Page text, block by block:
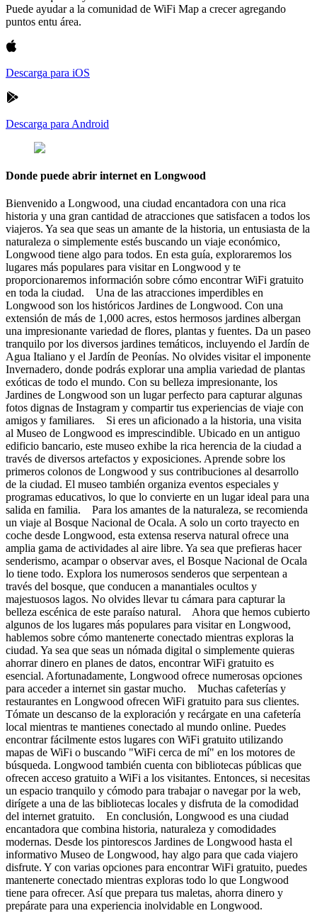
Puede ayudar a la comunidad de WiFi Map a crecer agregando
puntos entu área.
Descarga para iOS
Descarga para Android
Donde puede abrir internet en Longwood
Bienvenido a Longwood, una ciudad encantadora con una rica
historia y una gran cantidad de atracciones que satisfacen a todos los
viajeros. Ya sea que seas un amante de la historia, un entusiasta de la
naturaleza o simplemente estés buscando un viaje económico,
Longwood tiene algo para todos. En esta guía, exploraremos los
lugares más populares para visitar en Longwood y te
proporcionaremos información sobre cómo encontrar WiFi gratuito
en toda la ciudad. Una de las atracciones imperdibles en
Longwood son los históricos Jardines de Longwood. Con una
extensión de más de 1,000 acres, estos hermosos jardines albergan
una impresionante variedad de flores, plantas y fuentes. Da un paseo
tranquilo por los diversos jardines temáticos, incluyendo el Jardín de
Agua Italiano y el Jardín de Peonías. No olvides visitar el imponente
Invernadero, donde podrás explorar una amplia variedad de plantas
exóticas de todo el mundo. Con su belleza impresionante, los
Jardines de Longwood son un lugar perfecto para capturar algunas
fotos dignas de Instagram y compartir tus experiencias de viaje con
amigos y familiares. Si eres un aficionado a la historia, una visita
al Museo de Longwood es imprescindible. Ubicado en un antiguo
edificio bancario, este museo exhibe la rica herencia de la ciudad a
través de diversos artefactos y exposiciones. Aprende sobre los
primeros colonos de Longwood y sus contribuciones al desarrollo
de la ciudad. El museo también organiza eventos especiales y
programas educativos, lo que lo convierte en un lugar ideal para una
salida en familia. Para los amantes de la naturaleza, se recomienda
un viaje al Bosque Nacional de Ocala. A solo un corto trayecto en
coche desde Longwood, esta extensa reserva natural ofrece una
amplia gama de actividades al aire libre. Ya sea que prefieras hacer
senderismo, acampar o observar aves, el Bosque Nacional de Ocala
lo tiene todo. Explora los numerosos senderos que serpentean a
través del bosque, que conducen a manantiales ocultos y
majestuosos lagos. No olvides llevar tu cámara para capturar la
belleza escénica de este paraíso natural. Ahora que hemos cubierto
algunos de los lugares más populares para visitar en Longwood,
hablemos sobre cómo mantenerte conectado mientras exploras la
ciudad. Ya sea que seas un nómada digital o simplemente quieras
ahorrar dinero en planes de datos, encontrar WiFi gratuito es
esencial. Afortunadamente, Longwood ofrece numerosas opciones
para acceder a internet sin gastar mucho. Muchas cafeterías y
restaurantes en Longwood ofrecen WiFi gratuito para sus clientes.
Tómate un descanso de la exploración y recárgate en una cafetería
local mientras te mantienes conectado al mundo online. Puedes
encontrar fácilmente estos lugares con WiFi gratuito utilizando
mapas de WiFi o buscando "WiFi cerca de mí" en los motores de
búsqueda. Longwood también cuenta con bibliotecas públicas que
ofrecen acceso gratuito a WiFi a los visitantes. Entonces, si necesitas
un espacio tranquilo y cómodo para trabajar o navegar por la web,
dirígete a una de las bibliotecas locales y disfruta de la comodidad
del internet gratuito. En conclusión, Longwood es una ciudad
encantadora que combina historia, naturaleza y comodidades
modernas. Desde los pintorescos Jardines de Longwood hasta el
informativo Museo de Longwood, hay algo para que cada viajero
disfrute. Y con varias opciones para encontrar WiFi gratuito, puedes
mantenerte conectado mientras exploras todo lo que Longwood
tiene para ofrecer. Así que prepara tus maletas, ahorra dinero y
prepárate para una experiencia inolvidable en Longwood.